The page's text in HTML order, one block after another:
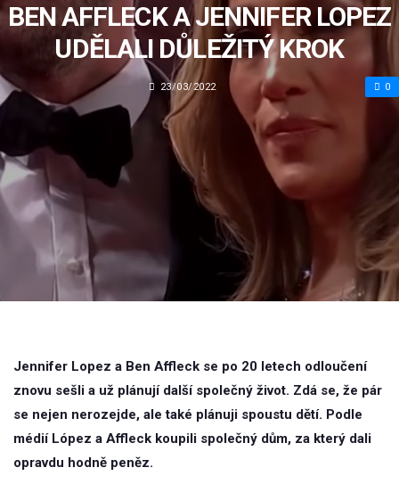
BEN AFFLECK A JENNIFER LOPEZ
UDĚLALI DŮLEŽITÝ KROK
23/03/2022 0
Jennifer Lopez a Ben Affleck se po 20 letech odloučení
znovu sešli a už plánují další společný život. Zdá se, že pár
se nejen nerozejde, ale také plánuji spoustu dětí. Podle
médií López a Affleck koupili společný dům, za který dali
opravdu hodně peněz.